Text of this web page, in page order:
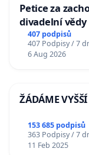
Petice za
divadelní vědy
407 podpisů
407 Podpisy / 7
6 Aug 2026
ŽÁDÁME
153 685 podpisů
363 Podpisy / 7
11 Feb 2025